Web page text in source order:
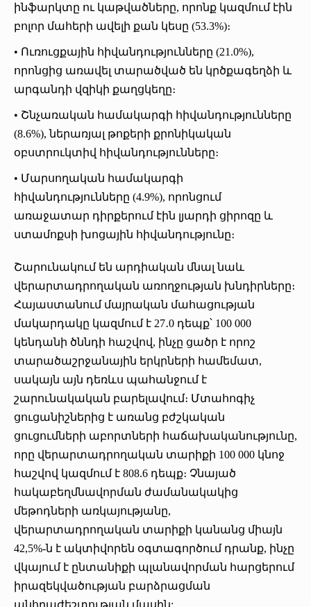
ինֆարկտը ու կաթվածները, որոնք կազմում էին
բոլոր մահերի ավելի քան կեսը (53.3%)։
• Ուռուցքային հիվանդությունները (21.0%),
որոնցից առավել տարածված են կրծքագեղձի և
արգանդի վզիկի քաղցկեղը։
• Շնչառական համակարգի հիվանդությունները
(8.6%), ներառյալ թոքերի քրոնիկական
օբստրուկտիվ հիվանդությունները։
• Մարսողական համակարգի
հիվանդությունները (4.9%), որոնցում
առաջատար դիրքերում էին լյարդի ցիրոզը և
ստամոքսի խոցային հիվանդությունը։
Շարունակում են արդիական մնալ նաև
վերարտադրողական առողջության խնդիրները։
Հայաստանում մայրական մահացության
մակարդակը կազմում է 27․0 դեպք՝ 100 000
կենդանի ծննդի հաշվով, ինչը ցածր է որոշ
տարածաշրջանային երկրների համեմատ,
սակայն այն դեռևս պահանջում է
շարունակական բարելավում։ Մտահոգիչ
ցուցանիշներից է առանց բժշկական
ցուցումների աբորտների հաճախականությունը,
որը վերարտադրողական տարիքի 100 000 կնոջ
հաշվով կազմում է 808.6 դեպք։ Չնայած
հակաբեղմնավորման ժամանակակից
մեթոդների առկայությանը,
վերարտադրողական տարիքի կանանց միայն
42,5%-ն է ակտիվորեն օգտագործում դրանք, ինչը
վկայում է ընտանիքի պլանավորման հարցերում
իրազեկվածության բարձրացման
անհրաժեշտության մասին: